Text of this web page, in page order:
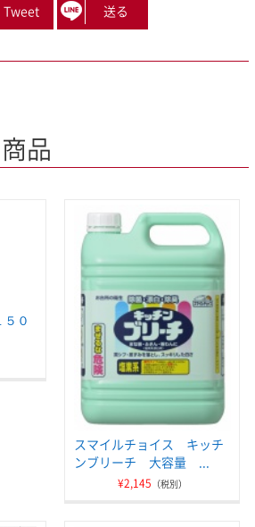
Tweet 送る
品
０
スマイルチョイス キッチ
ンブリーチ 大容量 ...
¥2,145 （税別）